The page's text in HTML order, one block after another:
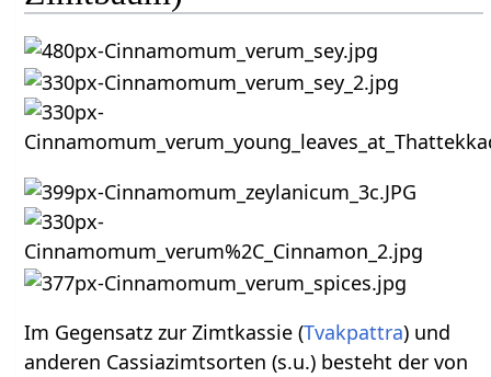
Im Gegensatz zur Zimtkassie (Tvakpattra) und
anderen Cassiazimtsorten (s.u.) besteht der von